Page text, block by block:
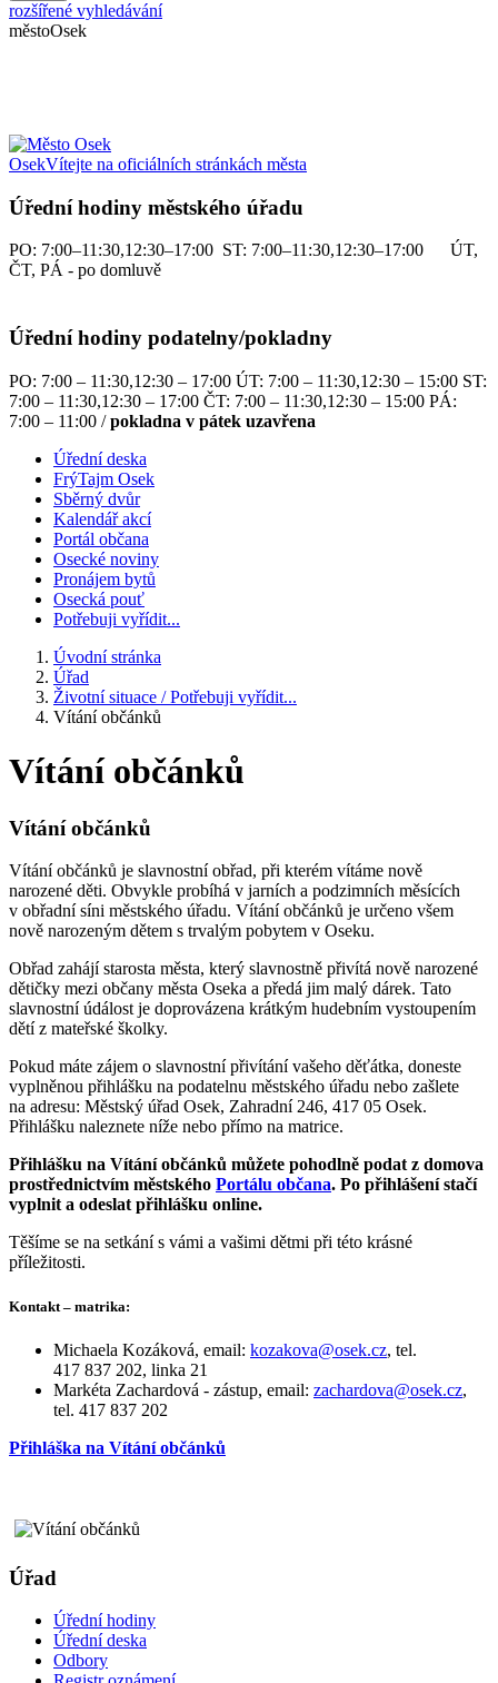
rozšířené vyhledávání
městoOsek
OsekVítejte na oficiálních stránkách města
Úřední hodiny městského úřadu
PO: 7:00–11:30,12:30–17:00 ST: 7:00–11:30,12:30–17:00 ÚT,
ČT, PÁ - po domluvě
Úřední hodiny podatelny/pokladny
PO: 7:00 – 11:30,12:30 – 17:00 ÚT: 7:00 – 11:30,12:30 – 15:00 ST:
7:00 – 11:30,12:30 – 17:00 ČT: 7:00 – 11:30,12:30 – 15:00 PÁ:
7:00 – 11:00 /pokladna v pátek uzavřena
Úřední deska
FrýTajm Osek
Sběrný dvůr
Kalendář akcí
Portál občana
Osecké noviny
Pronájem bytů
Osecká pouť
Potřebuji vyřídit...
Úvodní stránka
Úřad
Životní situace / Potřebuji vyřídit...
Vítání občánků
Vítání občánků
Vítání občánků
Vítání občánků je slavnostní obřad, při kterém vítáme nově
narozené děti. Obvykle probíhá v jarních a podzimních měsících
v obřadní síni městského úřadu. Vítání občánků je určeno všem
nově narozeným dětem s trvalým pobytem v Oseku.
Obřad zahájí starosta města, který slavnostně přivítá nově narozené
dětičky mezi občany města Oseka a předá jim malý dárek. Tato
slavnostní údálost je doprovázena krátkým hudebním vystoupením
dětí z mateřské školky.
Pokud máte zájem o slavnostní přivítání vašeho děťátka, doneste
vyplněnou přihlášku na podatelnu městského úřadu nebo zašlete
na adresu: Městský úřad Osek, Zahradní 246, 417 05 Osek.
Přihlášku naleznete níže nebo přímo na matrice.
Přihlášku na Vítání občánků můžete pohodlně podat z domova
prostřednictvím městského Portálu občana. Po přihlášení stačí
vyplnit a odeslat přihlášku online.
Těšíme se na setkání s vámi a vašimi dětmi při této krásné
příležitosti.
Kontakt – matrika:
Michaela Kozáková, email: kozakova@osek.cz, tel.
417 837 202, linka 21
Markéta Zachardová - zástup, email: zachardova@osek.cz,
tel. 417 837 202
Přihláška na Vítání občánků
Úřad
Úřední hodiny
Úřední deska
Odbory